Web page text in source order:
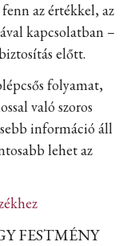
az értékkel, az
kapcsolatban –
előtt.
folyamat,
való szoros
információ áll
lehet az
FESTMÉNY